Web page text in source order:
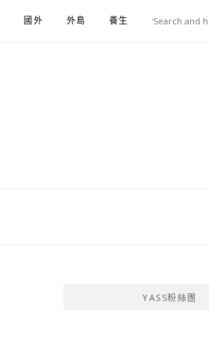
國外 外島 養生 伴手禮
YASS粉絲團